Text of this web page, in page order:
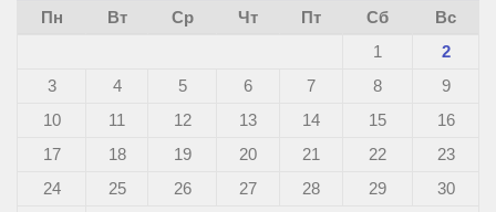
Пн
Вт Ср Чт Пт Сб
Вс
1
2
3
4 5 6 7 8
9
10
11 12 13 14 15
16
17
18 19 20 21 22
23
24
25 26 27 28 29
30